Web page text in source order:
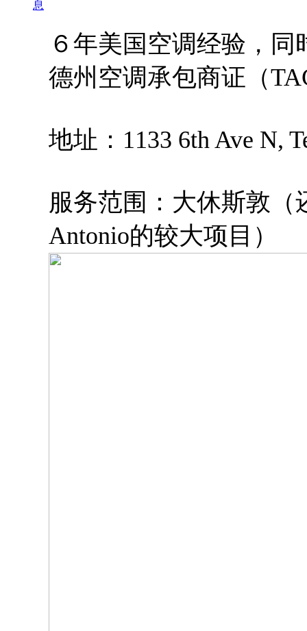
息
６年美国空调经验，同
德州空调承包商证（
地址：1133 6th Ave N,
服务范围：大休斯敦（
Antonio的较大项目）